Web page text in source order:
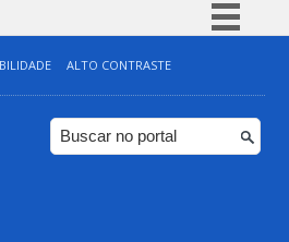
Simplifique!
Comunica BR
Participe
ALTO CONTRASTE